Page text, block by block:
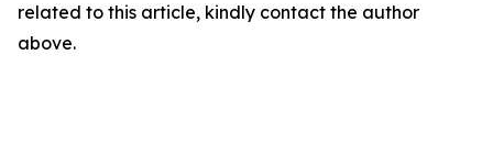
related to this article, kindly contact the author
above.